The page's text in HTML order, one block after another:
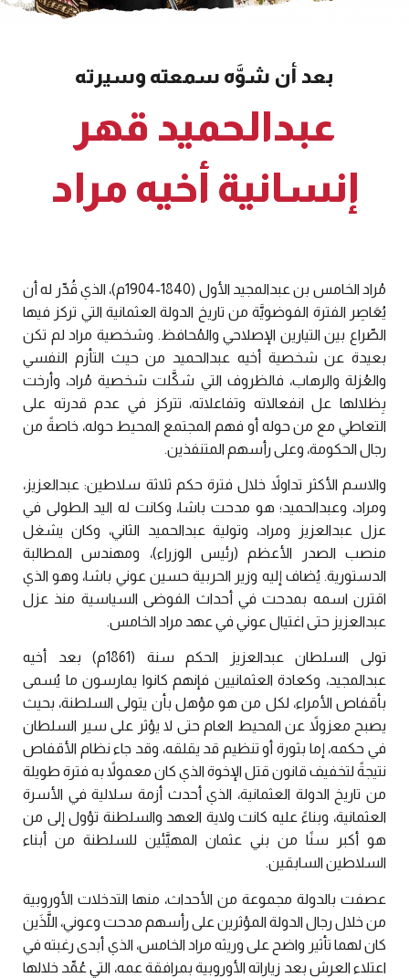
بعد أن شوَّه سمعته وسيرته
عبدالحميد قهر
إنسانية أخيه مراد
مُراد الخامس بن عبدالمجيد الأول (1840-1904م)، الذي قُدِّر له أن
يُعَاصِر الفترة الفوضويَّة من تاريخ الدولة العثمانية التي تركز فيها
الصِّراع بين التيارين الإصلاحي والمُحافظ. وشخصية مراد لم تكن
بعيدة عن شخصية أخيه عبدالحميد من حيث التأزم النفسي
والعُزلة والرهاب، فالظروف التي شكَّلت شخصية مُراد، وأرخت
بِظلالها عل انفعالاته وتفاعلاته، تتركز في عدم قدرته على
التعاطي مع من حوله أو فهم المجتمع المحيط حوله، خاصةً من
رجال الحكومة، وعلى رأسهم المتنفذين.
والاسم الأكثر تداولاً خلال فترة حكم ثلاثة سلاطين: عبدالعزيز،
ومراد، وعبدالحميد؛ هو مدحت باشا، وكانت له اليد الطولى في
عزل عبدالعزيز ومراد، وتولية عبدالحميد الثاني، وكان يشغل
منصب الصدر الأعظم (رئيس الوزراء)، ومهندس المطالبة
الدستورية. يُضاف إليه وزير الحربية حسين عوني باشا، وهو الذي
اقترن اسمه بمدحت في أحداث الفوضى السياسية منذ عزل
عبدالعزيز حتى اغتيال عوني في عهد مراد الخامس.
تولى السلطان عبدالعزيز الحكم سنة (1861م) بعد أخيه
عبدالمجيد، وكعادة العثمانيين فإنهم كانوا يمارسون ما يُسمى
بأقفاص الأمراء، لكل من هو مؤهل بأن يتولى السلطنة، بحيث
يصبح معزولاً عن المحيط العام حتى لا يؤثر على سير السلطان
في حكمه، إما بثورة أو تنظيم قد يقلقه، وقد جاء نظام الأقفاص
نتيجةً لتخفيف قانون قتل الإخوة الذي كان معمولاً به فترة طويلة
من تاريخ الدولة العثمانية، الذي أحدث أزمة سلالية في الأسرة
العثمانية، وبناءً عليه كانت ولاية العهد والسلطنة تؤول إلى من
هو أكبر سنًا من بني عثمان المهيَّئين للسلطنة من أبناء
السلاطين السابقين.
عصفت بالدولة مجموعة من الأحداث، منها التدخلات الأوروبية
من خلال رجال الدولة المؤثرين على رأسهم مدحت وعوني، اللَّذَين
كان لهما تأثير واضح على وريثه مراد الخامس، الذي أبدى رغبته في
اعتلاء العرش بعد زياراته الأوروبية بمرافقة عمه، التي عُمِّد خلالها